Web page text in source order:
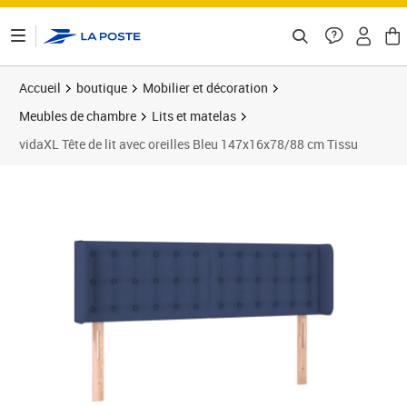
Accueil boutique
Mobilier et décoration
Meubles de chambre
Lits et matelas
vidaXL Tête de lit avec oreilles Bleu 147x16x78/88 cm Tissu